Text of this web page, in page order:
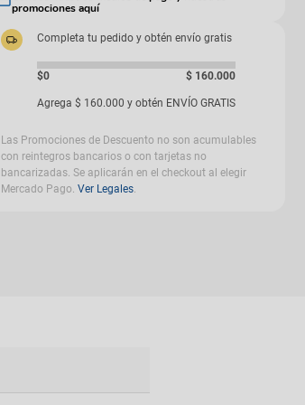
promociones aquí
Completa tu pedido y obtén envío gratis
$0 $ 160.000
Agrega $ 160.000 y obtén ENVÍO GRATIS
Las Promociones de Descuento no son acumulables
con reintegros bancarios o con tarjetas no
bancarizadas. Se aplicarán en el checkout al elegir
Mercado Pago. Ver Legales.